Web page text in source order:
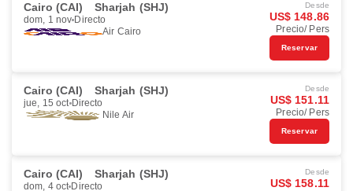
Cairo (CAI) Sharjah (SHJ)
dom, 1 nov Directo
Air Cairo
Desde
US$ 148.86
Precio/ Pers
Reservar
Cairo (CAI) Sharjah (SHJ)
jue, 15 oct Directo
Nile Air
Desde
US$ 151.11
Precio/ Pers
Reservar
Cairo (CAI) Sharjah (SHJ)
dom, 4 oct Directo
Desde
US$ 158.11